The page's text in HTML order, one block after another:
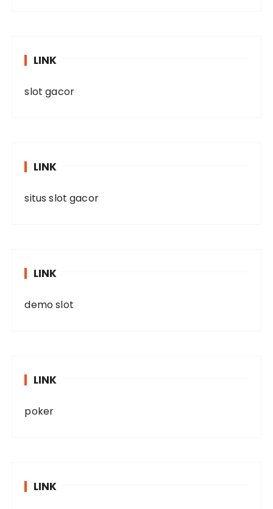
LINK
slot gacor
LINK
situs slot gacor
LINK
demo slot
LINK
poker
LINK